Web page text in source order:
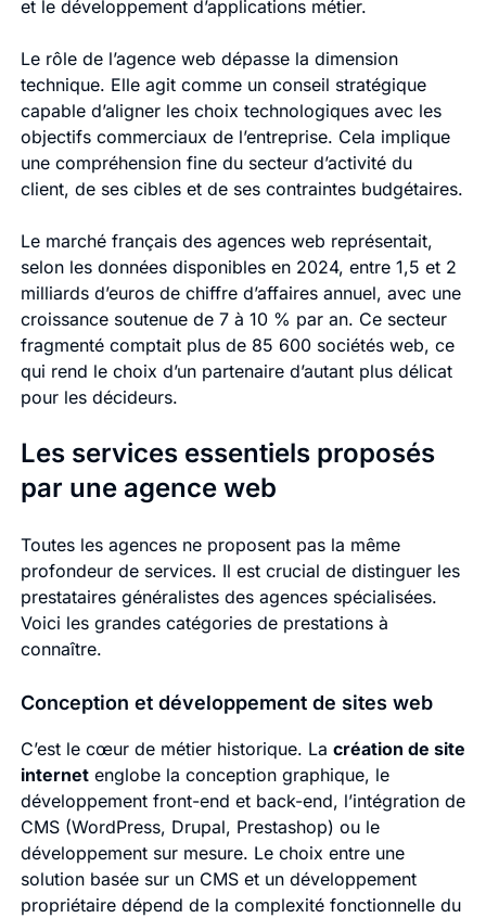
et le développement d’applications métier.
Le rôle de l’agence web dépasse la dimension
technique. Elle agit comme un conseil stratégique
capable d’aligner les choix technologiques avec les
objectifs commerciaux de l’entreprise. Cela implique
une compréhension fine du secteur d’activité du
client, de ses cibles et de ses contraintes budgétaires.
Le marché français des agences web représentait,
selon les données disponibles en 2024, entre 1,5 et 2
milliards d’euros de chiffre d’affaires annuel, avec une
croissance soutenue de 7 à 10 % par an. Ce secteur
fragmenté comptait plus de 85 600 sociétés web, ce
qui rend le choix d’un partenaire d’autant plus délicat
pour les décideurs.
Les services essentiels proposés
par une agence web
Toutes les agences ne proposent pas la même
profondeur de services. Il est crucial de distinguer les
prestataires généralistes des agences spécialisées.
Voici les grandes catégories de prestations à
connaître.
Conception et développement de sites web
C’est le cœur de métier historique. La création de site
internetenglobe la conception graphique, le
développement front-end et back-end, l’intégration de
CMS (WordPress, Drupal, Prestashop) ou le
développement sur mesure. Le choix entre une
solution basée sur un CMS et un développement
propriétaire dépend de la complexité fonctionnelle du